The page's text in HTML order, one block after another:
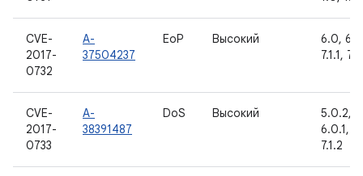
CVE-
2017-
0732
A-
37504237
EoP Высокий
6.0,
7.1.1,
CVE-
2017-
0733
A-
38391487
DoS Высокий
5.0.2,
6.0.1,
7.1.2